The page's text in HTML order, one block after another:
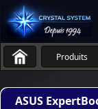
Produits
ASUS